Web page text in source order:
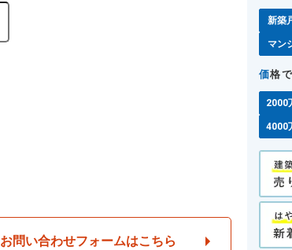
お問い合わせフォームはこちら
新築
マン
価格
2000
4000